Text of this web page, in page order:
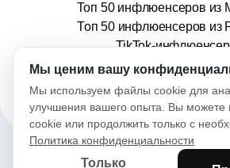
Топ 50 инфлюенсеров из
Топ 50 инфлюенсеров из
TikTok-
info@stars.md
Мы ценим вашу
Мы используем файлы cookie для
улучшения вашего опыта. Вы можете
cookie или продолжить только с
Политика конфиденциальности
Только